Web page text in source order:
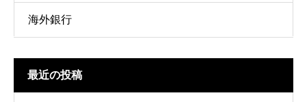
海外銀行
最近の投稿